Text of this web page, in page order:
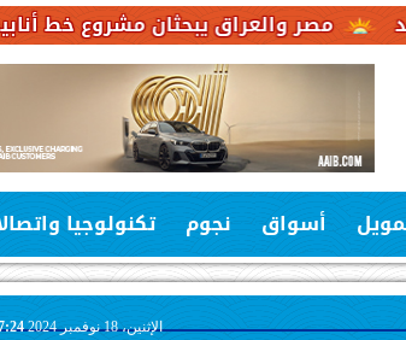
والعراق يبحثان مشروع خط أنابيب
أسواق نجوم تكنولوجيا
الإثنين، 18 نوفمبر 2024